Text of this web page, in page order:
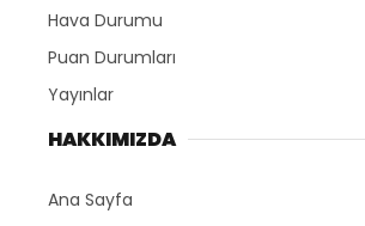
Hava Durumu
Puan Durumları
Yayınlar
HAKKIMIZDA
Ana Sayfa